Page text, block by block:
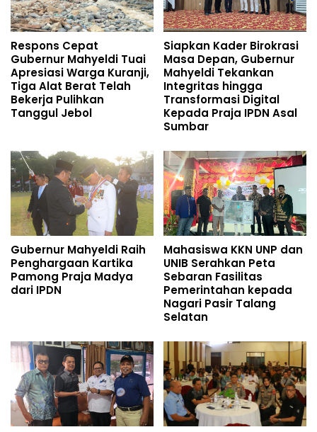
Respons Cepat
Gubernur Mahyeldi Tuai
Apresiasi Warga Kuranji,
Tiga Alat Berat Telah
Bekerja Pulihkan
Tanggul Jebol
Siapkan Kader Birokrasi
Masa Depan, Gubernur
Mahyeldi Tekankan
Integritas hingga
Transformasi Digital
Kepada Praja IPDN Asal
Sumbar
Gubernur Mahyeldi Raih
Penghargaan Kartika
Pamong Praja Madya
dari IPDN
Mahasiswa KKN UNP dan
UNIB Serahkan Peta
Sebaran Fasilitas
Pemerintahan kepada
Nagari Pasir Talang
Selatan